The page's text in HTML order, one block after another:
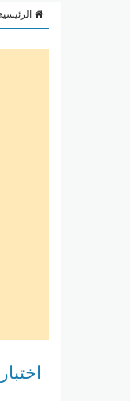
الرئيسية